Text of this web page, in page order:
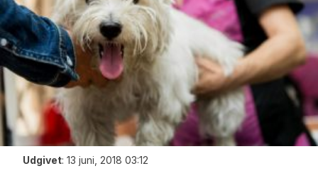
Udgivet: 13 juni, 2018 03:12